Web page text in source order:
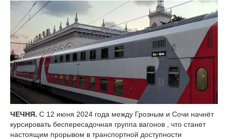
ЧЕЧНЯ. С 12 июня 2024 года между Грозным и Сочи начнёт
курсировать беспересадочная группа вагонов , что станет
настоящим прорывом в транспортной доступности